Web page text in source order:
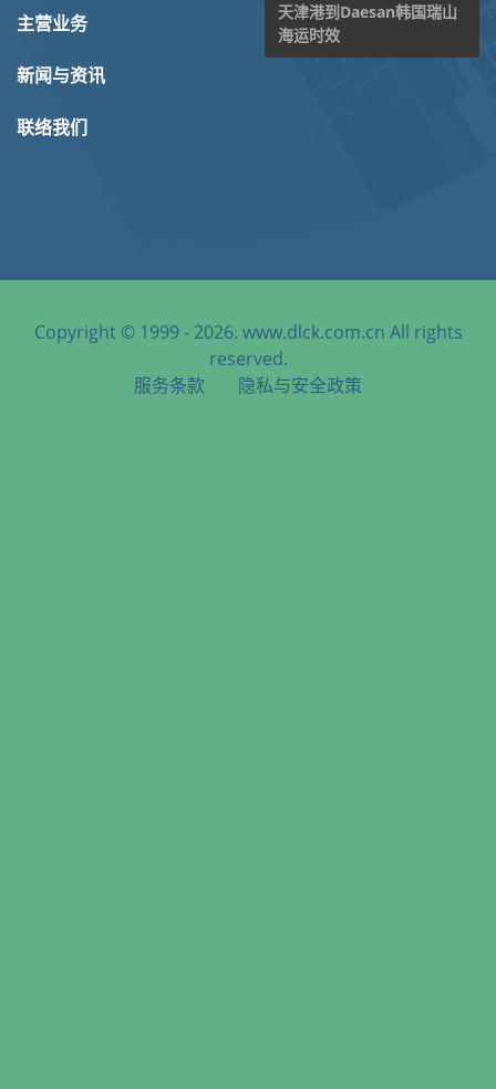
主营业务
新闻与资讯
联络我们
天津港到Daesan韩国瑞山
海运时效
Copyright © 1999 - 2026. www.dlck.com.cn All rights
reserved.
服务条款
隐私与安全政策